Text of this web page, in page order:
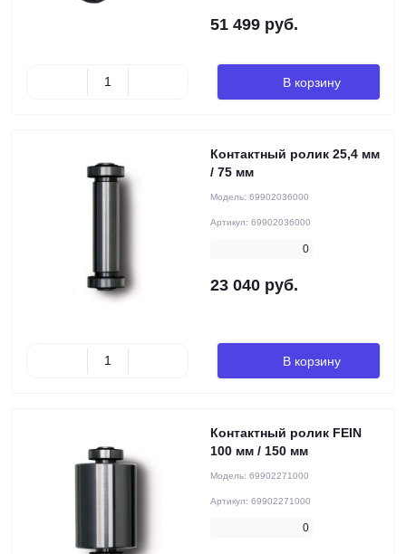
51 499 руб.
В корзину
Контактный ролик 25,4 мм
/ 75 мм
Модель: 69902036000
Артикул: 69902036000
0
23 040 руб.
В корзину
Контактный ролик FEIN
100 мм / 150 мм
Модель: 69902271000
Артикул: 69902271000
0